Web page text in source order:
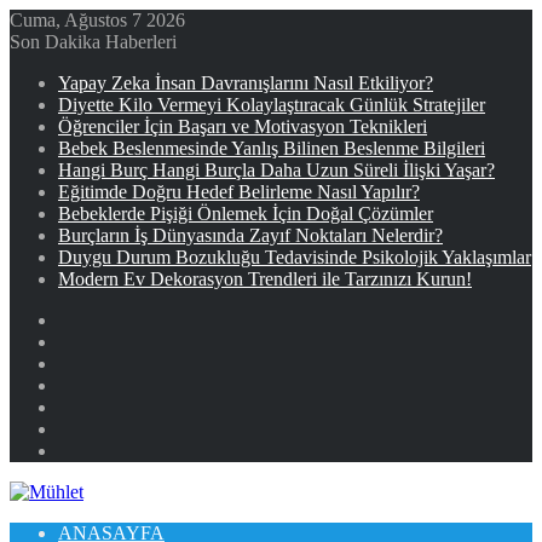
Cuma, Ağustos 7 2026
Son Dakika Haberleri
Yapay Zeka İnsan Davranışlarını Nasıl Etkiliyor?
Diyette Kilo Vermeyi Kolaylaştıracak Günlük Stratejiler
Öğrenciler İçin Başarı ve Motivasyon Teknikleri
Bebek Beslenmesinde Yanlış Bilinen Beslenme Bilgileri
Hangi Burç Hangi Burçla Daha Uzun Süreli İlişki Yaşar?
Eğitimde Doğru Hedef Belirleme Nasıl Yapılır?
Bebeklerde Pişiği Önlemek İçin Doğal Çözümler
Burçların İş Dünyasında Zayıf Noktaları Nelerdir?
Duygu Durum Bozukluğu Tedavisinde Psikolojik Yaklaşımlar
Modern Ev Dekorasyon Trendleri ile Tarzınızı Kurun!
ANASAYFA